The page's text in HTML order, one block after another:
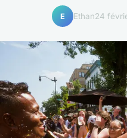
E Ethan24